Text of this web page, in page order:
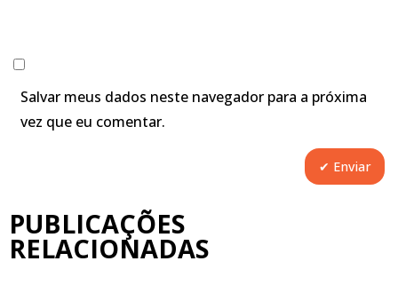
Salvar meus dados neste navegador para a próxima
vez que eu comentar.
PUBLICAÇÕES
RELACIONADAS